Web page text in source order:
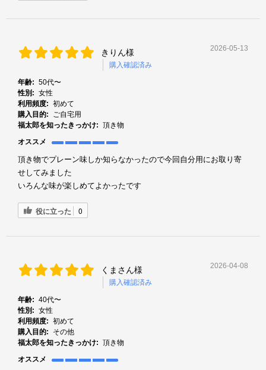
きりん様
購入確認済み
2026-05-13
年齢: 50代〜
性別: 女性
利用頻度: 初めて
購入目的:
ご自宅用
福太郎を知ったきっかけ: 頂き物
オススメ
頂き物でプレーン味しか知らなかったので今回自分用にお取り寄
せしてみました
いろんな味が楽しめてよかったです
役に立った 0
くまさん様
購入確認済み
2026-04-08
年齢: 40代〜
性別: 女性
利用頻度: 初めて
購入目的:
その他
福太郎を知ったきっかけ: 頂き物
オススメ